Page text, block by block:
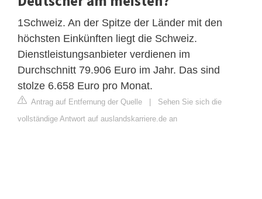
1Schweiz. An der Spitze der Länder mit den
höchsten Einkünften liegt die Schweiz.
Dienstleistungsanbieter verdienen im
Durchschnitt 79.906 Euro im Jahr. Das sind
stolze 6.658 Euro pro Monat.
Antrag auf Entfernung der Quelle | Sehen Sie sich die
vollständige Antwort auf auslandskarriere.de an